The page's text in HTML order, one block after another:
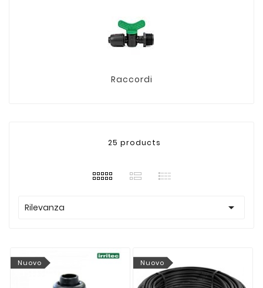
Raccordi
25 products
Rilevanza 
Nuovo Nuovo